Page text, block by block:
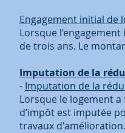
Engagement initial de
Lorsque
de trois ans. Le
Imputation de la
- Imputation de la
Lorsque le logement
d’impôt est imputée
travaux d'amélioration.